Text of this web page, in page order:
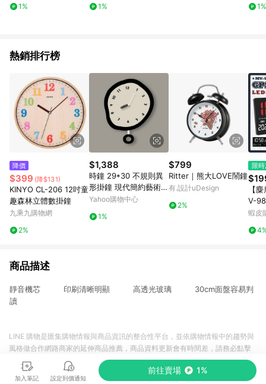
1% 1% 1%
熱銷排行榜
降價
$399 (降$131)
KINYO CL-206 12吋童
趣森林立體數掛鐘
九乘九購物網
2%
$1,388
時鐘 29*30 不規則異
形掛鐘 現代簡約藝術
創意鐘錶 客廳臥室壁掛
Yahoo購物中心
1%
$799
Ritter｜熊大LOVE鬧鐘
有.設計uDesign
2%
限
【
V-
鬧鐘
鐘
蝦皮
商品描述
靜音機芯 印刷清晰明顯 高透光玻璃 30cm面盤容易判
讀
加入筆記 設定到價通知
前往賣場 1%
LINE 購物是匯集購物情報與商品資訊的整合性平台，並依購物情報中的趨勢與
風格做合作網路商家的延伸商品推薦，商品資料更新會有時間差，請務必點擊
商品至各合作網路商家，確認現售價與購物條件，一切資訊以合作廠商網頁為
準。